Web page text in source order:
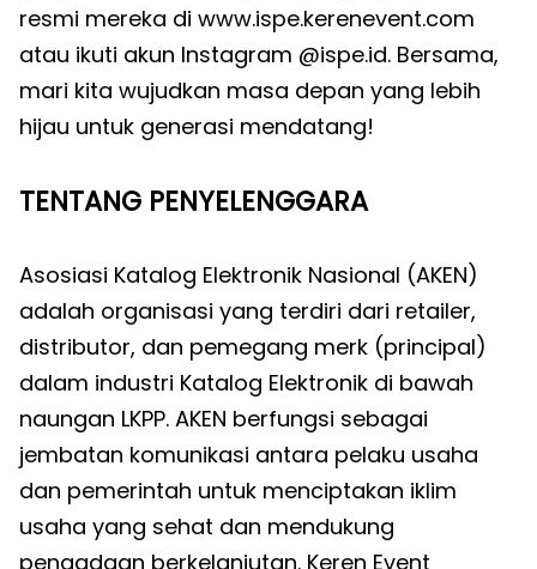
resmi mereka di www.ispe.kerenevent.com
atau ikuti akun Instagram @ispe.id. Bersama,
mari kita wujudkan masa depan yang lebih
hijau untuk generasi mendatang!
TENTANG PENYELENGGARA
Asosiasi Katalog Elektronik Nasional (AKEN)
adalah organisasi yang terdiri dari retailer,
distributor, dan pemegang merk (principal)
dalam industri Katalog Elektronik di bawah
naungan LKPP. AKEN berfungsi sebagai
jembatan komunikasi antara pelaku usaha
dan pemerintah untuk menciptakan iklim
usaha yang sehat dan mendukung
pengadaan berkelanjutan. Keren Event